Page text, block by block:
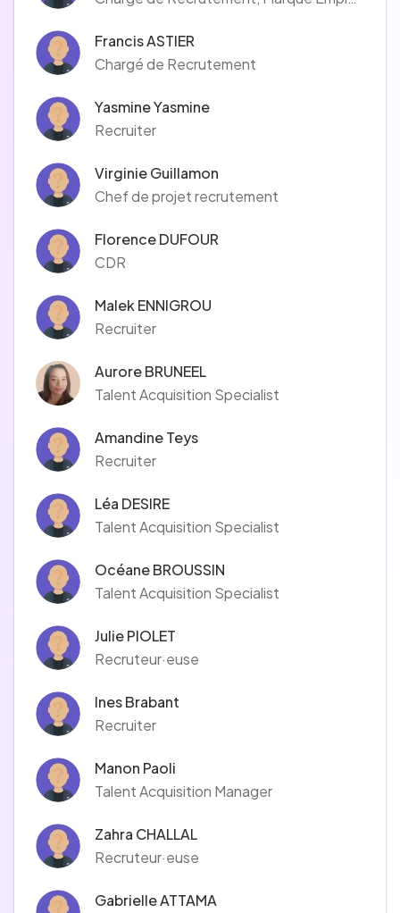
Francis ASTIER
Chargé de Recrutement
Yasmine Yasmine
Recruiter
Virginie Guillamon
Chef de projet recrutement
Florence DUFOUR
CDR
Malek ENNIGROU
Recruiter
Aurore BRUNEEL
Talent Acquisition Specialist
Amandine Teys
Recruiter
Léa DESIRE
Talent Acquisition Specialist
Océane BROUSSIN
Talent Acquisition Specialist
Julie PIOLET
Recruteur·euse
Ines Brabant
Recruiter
Manon Paoli
Talent Acquisition Manager
Zahra CHALLAL
Recruteur·euse
Gabrielle ATTAMA